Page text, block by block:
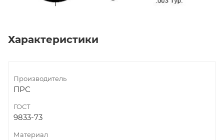
Характеристики
Производитель
ПРС
ГОСТ
9833-73
Материал